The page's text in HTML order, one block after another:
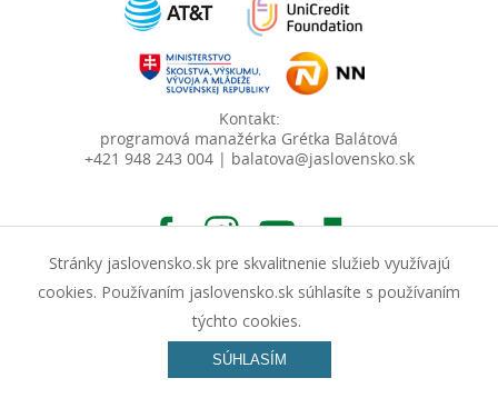
Kontakt:
programová manažérka Grétka Balátová
+421 948 243 004 | balatova@jaslovensko.sk
© Junior Achievement Slovensko, n.o. | Vyrobila spoločnosť
InterWay, a. s.
Stránky jaslovensko.sk pre skvalitnenie služieb využívajú
cookies. Používaním jaslovensko.sk súhlasíte s používaním
týchto cookies.
SÚHLASÍM